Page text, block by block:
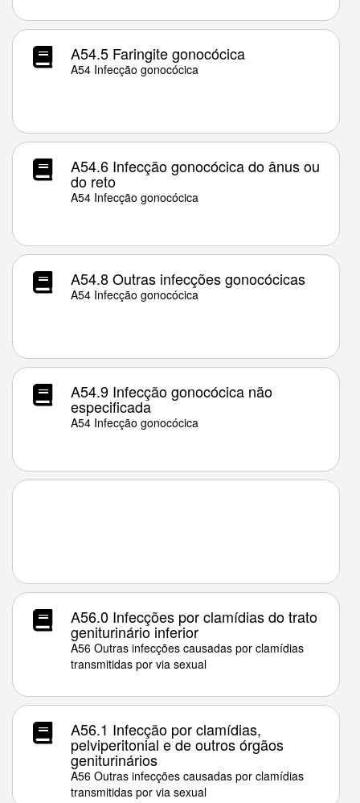
A54.5 Faringite gonocócica
A54 Infecção gonocócica
A54.6 Infecção gonocócica do ânus ou
do reto
A54 Infecção gonocócica
A54.8 Outras infecções gonocócicas
A54 Infecção gonocócica
A54.9 Infecção gonocócica não
especificada
A54 Infecção gonocócica
A56.0 Infecções por clamídias do trato
geniturinário inferior
A56 Outras infecções causadas por clamídias
transmitidas por via sexual
A56.1 Infecção por clamídias,
pelviperitonial e de outros órgãos
geniturinários
A56 Outras infecções causadas por clamídias
transmitidas por via sexual